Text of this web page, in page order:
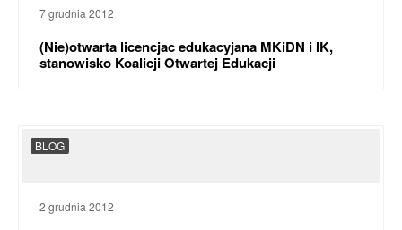
7 grudnia 2012
(Nie)otwarta licencjac edukacyjana MKiDN i IK,
stanowisko Koalicji Otwartej Edukacji
BLOG
2 grudnia 2012